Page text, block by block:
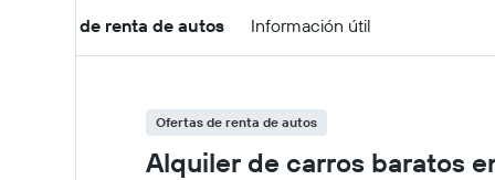
Ofertas de renta de autos Información útil
Ofertas de renta de autos
Alquiler de carros baratos